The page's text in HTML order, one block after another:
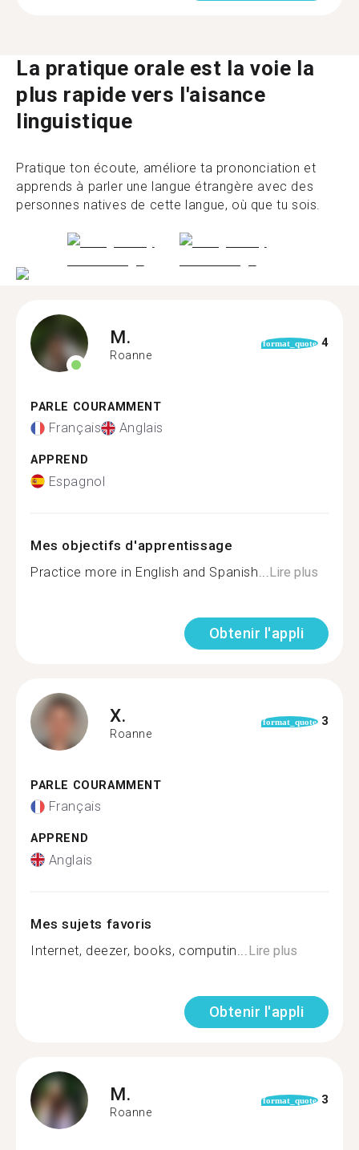
La pratique orale est la voie la
plus rapide vers l'aisance
linguistique
Pratique ton écoute, améliore ta prononciation et
apprends à parler une langue étrangère avec des
personnes natives de cette langue, où que tu sois.
M.
Roanne
format_quote 4
PARLE COURAMMENT
Français Anglais
APPREND
Espagnol
Mes objectifs d'apprentissage
Practice more in English and Spanish... Lire plus
Obtenir l'appli
X.
Roanne
format_quote 3
PARLE COURAMMENT
Français
APPREND
Anglais
Mes sujets favoris
Internet, deezer, books, computin... Lire plus
Obtenir l'appli
M.
Roanne
format_quote 3